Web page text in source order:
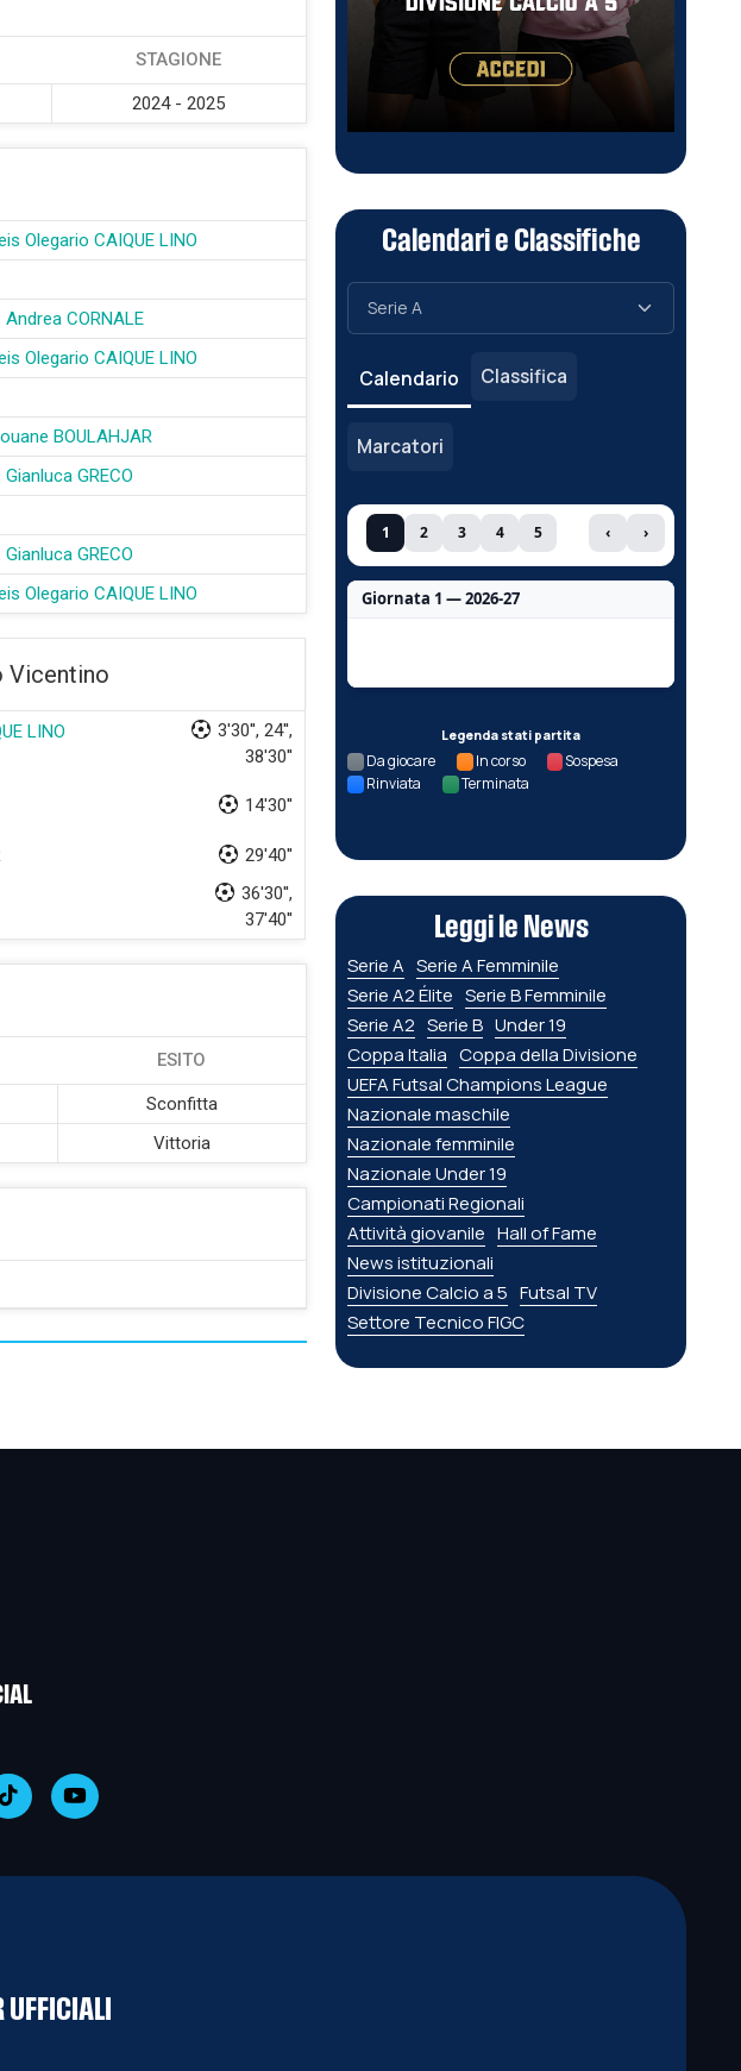
STAGIONE
2024 - 2025
Olegario CAIQUE LINO
Andrea CORNALE
Olegario CAIQUE LINO
BOULAHJAR
Gianluca GRECO
Gianluca GRECO
Olegario CAIQUE LINO
Vicentino
LINO
3'30'', 24'',
38'30''
14'30''
29'40''
36'30'',
37'40''
ESITO
Sconfitta
Vittoria
Calendari e Classifiche
Calendario Classifica
Marcatori
1 2 3 4 5 ‹ ›
Giornata 1 — 2026-27
Legenda stati partita
Da giocare In corso
Sospesa
Rinviata
Terminata
Leggi le News
Serie A Serie A Femminile
Serie A2 Élite Serie B Femminile
Serie A2 Serie B Under 19
Coppa Italia Coppa della Divisione
UEFA Futsal Champions League
Nazionale maschile
Nazionale femminile
Nazionale Under 19
Campionati Regionali
Attività giovanile Hall of Fame
News istituzionali
Divisione Calcio a 5 Futsal TV
Settore Tecnico FIGC
UFFICIALI